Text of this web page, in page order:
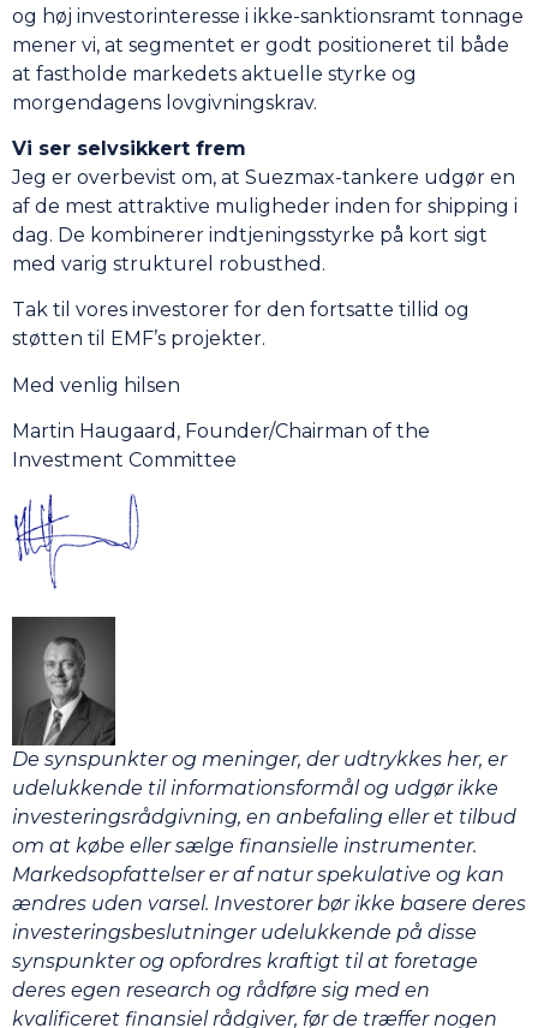
og høj investorinteresse i ikke-sanktionsramt tonnage
mener vi, at segmentet er godt positioneret til både
at fastholde markedets aktuelle styrke og
morgendagens lovgivningskrav.
Vi ser selvsikkert frem
Jeg er overbevist om, at Suezmax-tankere udgør en
af de mest attraktive muligheder inden for shipping i
dag. De kombinerer indtjeningsstyrke på kort sigt
med varig strukturel robusthed.
Tak til vores investorer for den fortsatte tillid og
støtten til EMF’s projekter.
Med venlig hilsen
Martin Haugaard, Founder/Chairman of the
Investment Committee
De synspunkter og meninger, der udtrykkes her, er
udelukkende til informationsformål og udgør ikke
investeringsrådgivning, en anbefaling eller et tilbud
om at købe eller sælge finansielle instrumenter.
Markedsopfattelser er af natur spekulative og kan
ændres uden varsel. Investorer bør ikke basere deres
investeringsbeslutninger udelukkende på disse
synspunkter og opfordres kraftigt til at foretage
deres egen research og rådføre sig med en
kvalificeret finansiel rådgiver, før de træffer nogen